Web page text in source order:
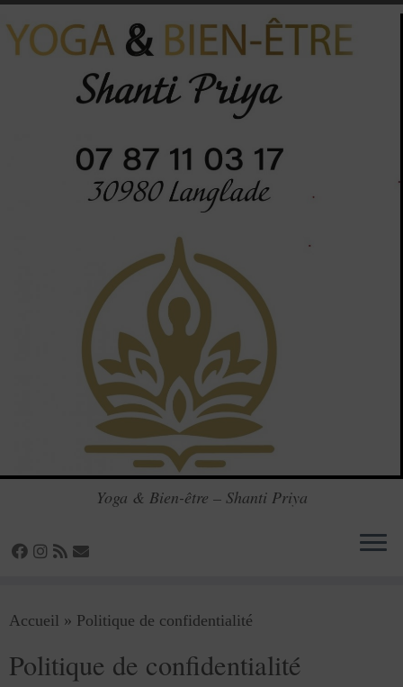
au
Yoga & Bien-être – Shanti Priya
Accueil » Politique de confidentialité
Politique de confidentialité